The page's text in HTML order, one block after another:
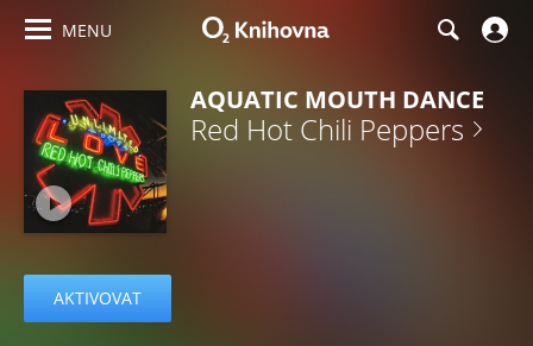
MENU
AQUATIC MOUTH DANCE
Red Hot Chili Peppers
AKTIVOVAT